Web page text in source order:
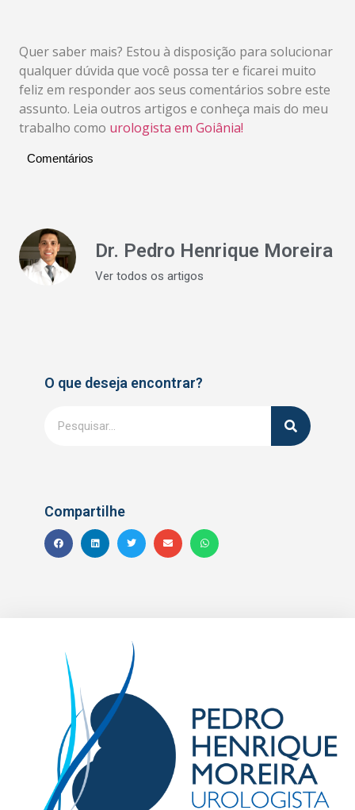
Quer saber mais? Estou à disposição para solucionar
qualquer dúvida que você possa ter e ficarei muito
feliz em responder aos seus comentários sobre este
assunto. Leia outros artigos e conheça mais do meu
trabalho como urologista em Goiânia!
Comentários
Dr. Pedro Henrique Moreira
Ver todos os artigos
O que deseja encontrar?
Compartilhe